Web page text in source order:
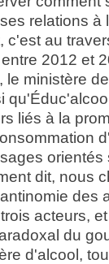
relations à
c'est au
2012 et
ministère
liés à la
orientés
dit, nous
des
acteurs,
du
d'alcool,